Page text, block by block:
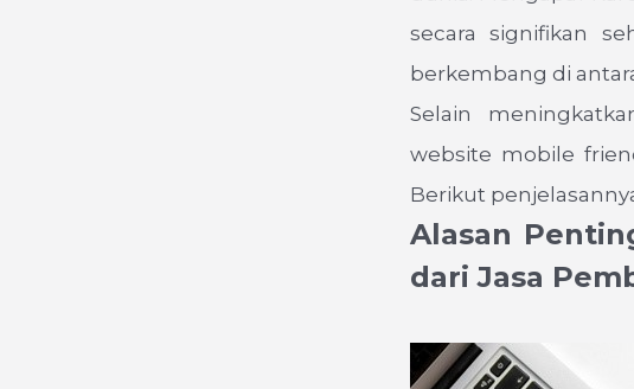
secara signifikan
berkembang di
Selain
website mobile
Berikut
Alasan
dari Jasa